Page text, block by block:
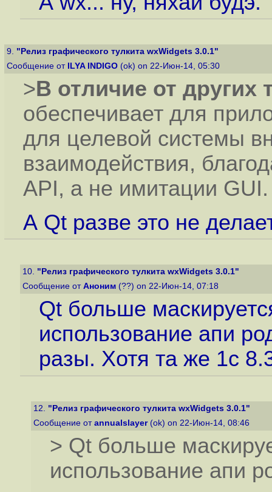
9. "Релиз графического тулкита wxWidgets 3.0.1"
Сообщение от
ILYA INDIGO (ok) on 22-Июн-14, 05:30
>В отличие от других
обеспечивает для
для целевой системы
взаимодействия,
API, а не имитации GUI.
А Qt разве это не
10. "Релиз графического тулкита wxWidgets 3.0.1"
Сообщение от Аноним (??) on 22-Июн-14, 07:18
Qt больше
использование апи
разы. Хотя та же 1с
12. "Релиз графического тулкита wxWidgets 3.0.1"
Сообщение от annualslayer(ok) on 22-Июн-14, 08:46
> Qt больше
использование апи